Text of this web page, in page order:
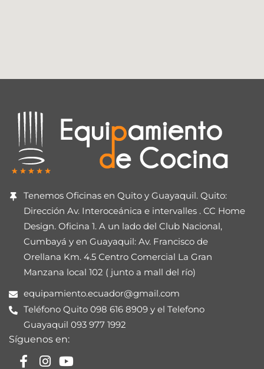
Tenemos Oficinas en Quito y Guayaquil. Quito:
Dirección Av. Interoceánica e intervalles . CC Home
Design. Oficina 1. A un lado del Club Nacional,
Cumbayá y en Guayaquil: Av. Francisco de
Orellana Km. 4.5 Centro Comercial La Gran
Manzana local 102 ( junto a mall del río)
equipamiento.ecuador@gmail.com
Teléfono Quito 098 616 8909 y el Telefono
Guayaquil 093 977 1992
Síguenos en: